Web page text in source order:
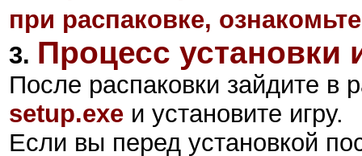
при распаковке,
3. Процесс установки
После распаковки зайдите в
setup.exe и установите игру.
Если вы перед установкой